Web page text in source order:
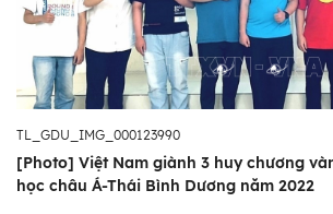
TL_GDU_IMG_000123990
[Photo] Việt Nam giành 3 huy chương
học châu Á-Thái Bình Dương năm 2022